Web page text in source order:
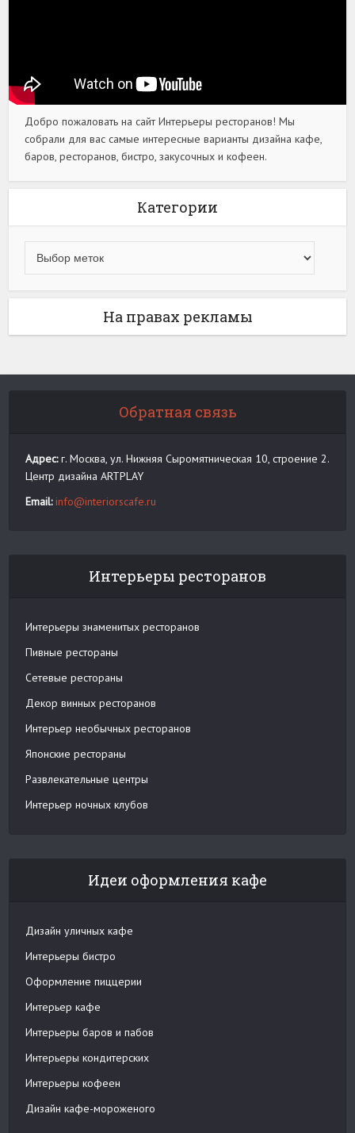
Добро пожаловать на сайт Интерьеры ресторанов! Мы
собрали для вас самые интересные варианты дизайна кафе,
баров, ресторанов, бистро, закусочных и кофеен.
Категории
На правах рекламы
Обратная связь
Адрес:г. Москва, ул. Нижняя Сыромятническая 10, строение 2.
Центр дизайна ARTPLAY
Email: info@interiorscafe.ru
Интерьеры ресторанов
Интерьеры знаменитых ресторанов
Пивные рестораны
Сетевые рестораны
Декор винных ресторанов
Интерьер необычных ресторанов
Японские рестораны
Развлекательные центры
Интерьер ночных клубов
Идеи оформления кафе
Дизайн уличных кафе
Интерьеры бистро
Оформление пиццерии
Интерьер кафе
Интерьеры баров и пабов
Интерьеры кондитерских
Интерьеры кофеен
Дизайн кафе-мороженого